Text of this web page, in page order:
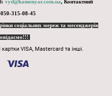
vyd@kamenyar.com.ua, Контактний
315-08-45
соціальних мереж та месенджерів
VISA, Mastercard та інші.